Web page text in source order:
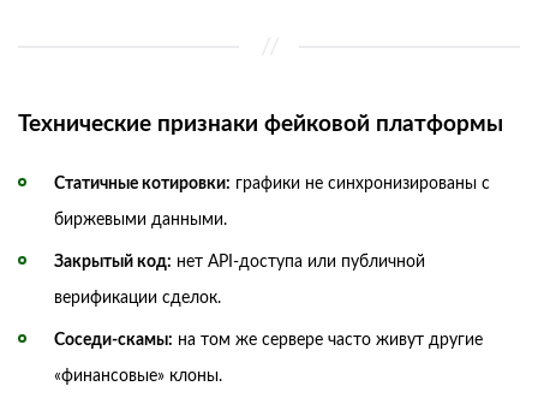
Технические признаки фейковой платформы
Статичные котировки: графики не синхронизированы с
биржевыми данными.
Закрытый код: нет API‑доступа или публичной
верификации сделок.
Соседи‑скамы: на том же сервере часто живут другие
«финансовые» клоны.